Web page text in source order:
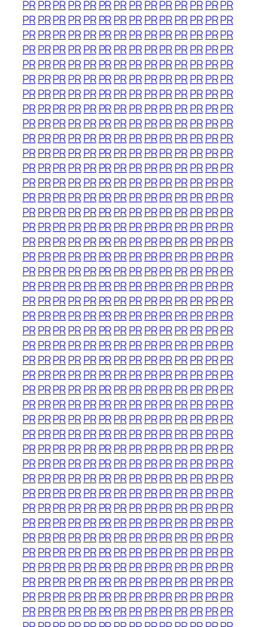
PRPRPRPRPR PRPRPRPRPRPRPR PRPR
PRPRPRPRPR PRPRPRPRPRPRPR PRPR
PRPRPRPRPR PRPRPRPRPRPRPR PRPR
PRPRPRPRPR PRPRPRPRPRPRPR PRPR
PRPRPRPRPR PRPRPRPRPRPRPR PRPR
PRPRPRPRPR PRPRPRPRPRPRPR PRPR
PRPRPRPRPR PRPRPRPRPRPRPR PRPR
PRPRPRPRPR PRPRPRPRPRPRPR PRPR
PRPRPRPRPR PRPRPRPRPRPRPR PRPR
PRPRPRPRPR PRPRPRPRPRPRPR PRPR
PRPRPRPRPR PRPRPRPRPRPRPR PRPR
PRPRPRPRPR PRPRPRPRPRPRPR PRPR
PRPRPRPRPR PRPRPRPRPRPRPR PRPR
PRPRPRPRPR PRPRPRPRPRPRPR PRPR
PRPRPRPRPR PRPRPRPRPRPRPR PRPR
PRPRPRPRPR PRPRPRPRPRPRPR PRPR
PRPRPRPRPR PRPRPRPRPRPRPR PRPR
PRPRPRPRPR PRPRPRPRPRPRPR PRPR
PRPRPRPRPR PRPRPRPRPRPRPR PRPR
PRPRPRPRPR PRPRPRPRPRPRPR PRPR
PRPRPRPRPR PRPRPRPRPRPRPR PRPR
PRPRPRPRPR PRPRPRPRPRPRPR PRPR
PRPRPRPRPR PRPRPRPRPRPRPR PRPR
PRPRPRPRPR PRPRPRPRPRPRPR PRPR
PRPRPRPRPR PRPRPRPRPRPRPR PRPR
PRPRPRPRPR PRPRPRPRPRPRPR PRPR
PRPRPRPRPR PRPRPRPRPRPRPR PRPR
PRPRPRPRPR PRPRPRPRPRPRPR PRPR
PRPRPRPRPR PRPRPRPRPRPRPR PRPR
PRPRPRPRPR PRPRPRPRPRPRPR PRPR
PRPRPRPRPR PRPRPRPRPRPRPR PRPR
PRPRPRPRPR PRPRPRPRPRPRPR PRPR
PRPRPRPRPR PRPRPRPRPRPRPR PRPR
PRPRPRPRPR PRPRPRPRPRPRPR PRPR
PRPRPRPRPR PRPRPRPRPRPRPR PRPR
PRPRPRPRPR PRPRPRPRPRPRPR PRPR
PRPRPRPRPR PRPRPRPRPRPRPR PRPR
PRPRPRPRPR PRPRPRPRPRPRPR PRPR
PRPRPRPRPR PRPRPRPRPRPRPR PRPR
PRPRPRPRPR PRPRPRPRPRPRPR PRPR
PRPRPRPRPR PRPRPRPRPRPRPR PRPR
PRPRPRPRPR PRPRPRPRPRPRPR PRPR